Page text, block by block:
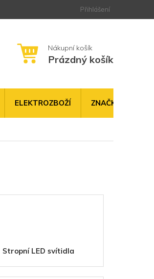
Přihlášení
NÁKUPNÍPrázdný košík
ELEKTROZBOŽÍ ZNAČKY
Stropní LED svítidla